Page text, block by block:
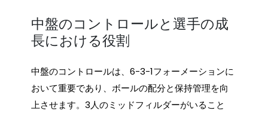
中盤のコントロールと選手の成
長における役割
中盤のコントロールは、6-3-1フォーメーションに
おいて重要であり、ボールの配分と保持管理を向
上させます。3人のミッドフィルダーがいること